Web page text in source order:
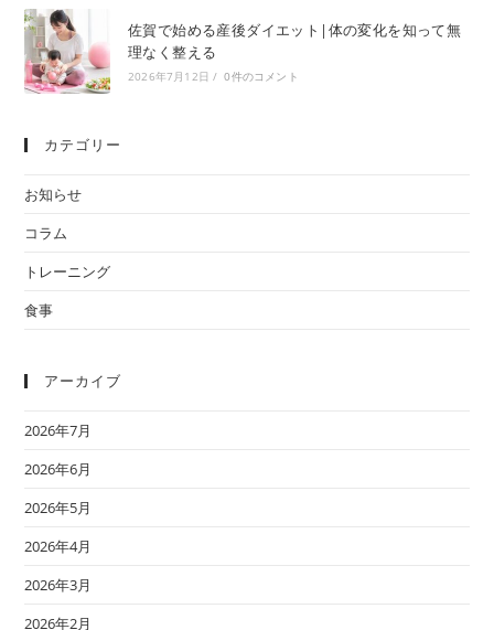
佐賀で始める産後ダイエット|体の変化を知って無
理なく整える
2026年7月12日 / 0件のコメント
カテゴリー
お知らせ
コラム
トレーニング
食事
アーカイブ
2026年7月
2026年6月
2026年5月
2026年4月
2026年3月
2026年2月